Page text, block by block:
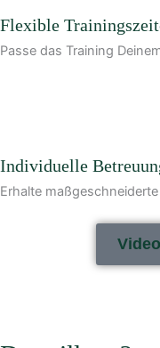
Flexible
Passe das Training
Individuelle
Erhalte